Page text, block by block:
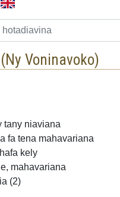
Ny Voninavoko)
tany niaviana
fa tena mahavariana
kely
mahavariana
(2)